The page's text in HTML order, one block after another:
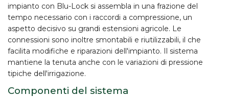
impianto con Blu-Lock si assembla in una frazione del
tempo necessario con i raccordi a compressione, un
aspetto decisivo su grandi estensioni agricole. Le
connessioni sono inoltre smontabili e riutilizzabili, il che
facilita modifiche e riparazioni dell'impianto. Il sistema
mantiene la tenuta anche con le variazioni di pressione
tipiche dell'irrigazione.
Componenti del sistema